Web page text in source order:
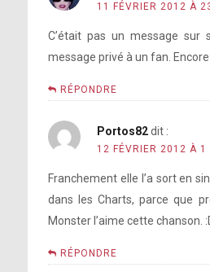
11 FÉVRIER 2012 À
C’était pas un message sur
message privé à un fan.
RÉPONDRE
Portos82 dit :
12 FÉVRIER 2012 À 1
Franchement elle l’a sort en
dans les Charts, parce que
Monster l’aime cette chanson.
RÉPONDRE